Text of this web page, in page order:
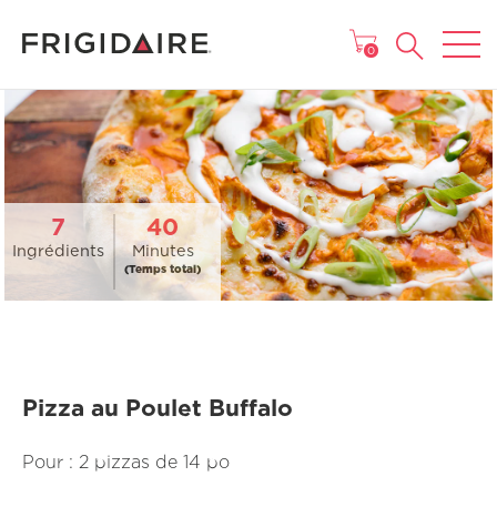
MENU
0
7
Ingrédients
40
Minutes
(Temps total)
Pizza au Poulet Buffalo
Pour : 2 pizzas de 14 po